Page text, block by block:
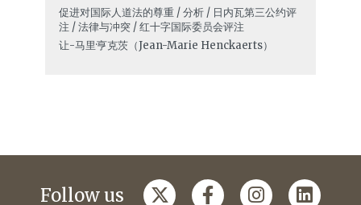
促进对国际人道法的尊重 / 分析 / 日内瓦第三公约评
注 / 法律与冲突 / 红十字国际委员会评注
让-马里·亨克茨（Jean-Marie Henckaerts）
Follow us